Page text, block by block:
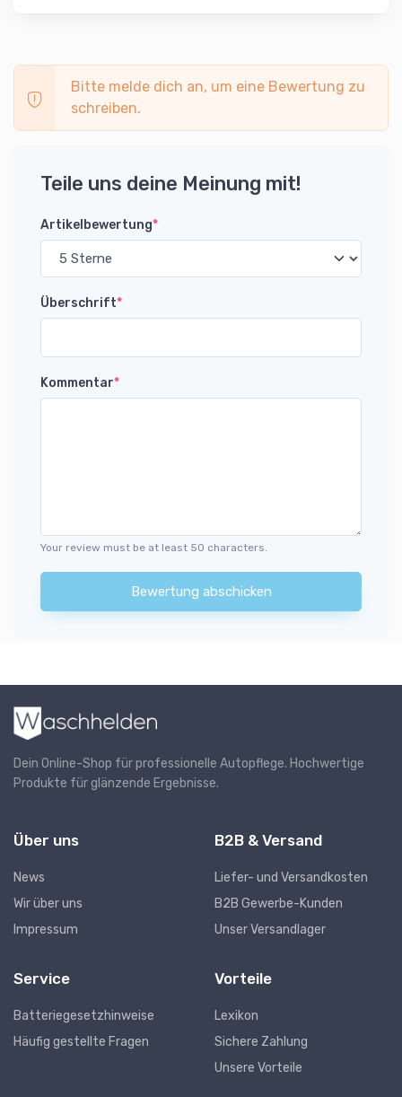
Bitte melde dich an, um eine Bewertung zu
schreiben.
Teile uns deine Meinung mit!
Artikelbewertung*
Überschrift*
Kommentar*
Your review must be at least 50 characters.
Bewertung abschicken
Dein Online-Shop für professionelle Autopflege. Hochwertige
Produkte für glänzende Ergebnisse.
Über uns
News
Wir über uns
Impressum
B2B & Versand
Liefer- und Versandkosten
B2B Gewerbe-Kunden
Unser Versandlager
Service
Batteriegesetzhinweise
Häufig gestellte Fragen
Vorteile
Lexikon
Sichere Zahlung
Unsere Vorteile